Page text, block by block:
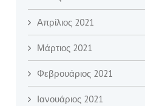
Απρίλιος 2021
Μάρτιος 2021
Φεβρουάριος 2021
Ιανουάριος 2021